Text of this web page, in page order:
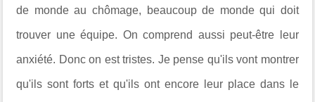
de monde au chômage, beaucoup de monde qui doit
trouver une équipe. On comprend aussi peut-être leur
anxiété. Donc on est tristes. Je pense qu'ils vont montrer
qu'ils sont forts et qu'ils ont encore leur place dans le